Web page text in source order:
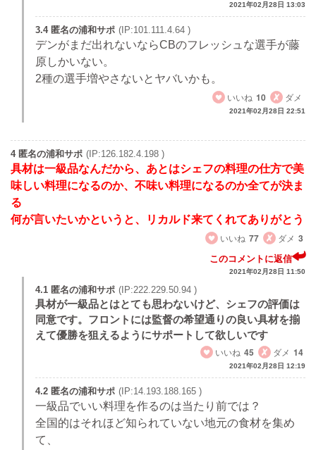
2021年02月28日 13:03
3.4 匿名の浦和サポ (IP:101.111.4.64 )
デンがまだ出れないならCBのフレッシュな選手が藤
原しかいない。
2種の選手増やさないとヤバいかも。
いいね 10 ダメ
2021年02月28日 22:51
4 匿名の浦和サポ (IP:126.182.4.198 )
具材は一級品なんだから、あとはシェフの料理の仕方で美
味しい料理になるのか、不味い料理になるのか全てが決ま
る
何が言いたいかというと、リカルド来てくれてありがとう
いいね 77 ダメ 3
このコメントに返信
2021年02月28日 11:50
4.1 匿名の浦和サポ (IP:222.229.50.94 )
具材が一級品とはとても思わないけど、シェフの評価は
同意です。フロントには監督の希望通りの良い具材を揃
えて優勝を狙えるようにサポートして欲しいです
いいね 45 ダメ 14
2021年02月28日 12:19
4.2 匿名の浦和サポ (IP:14.193.188.165 )
一級品でいい料理を作るのは当たり前では？
全国的はそれほど知られていない地元の食材を集め
て、